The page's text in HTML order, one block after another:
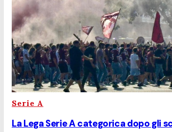
Serie A
La Lega Serie A categorica dopo gli